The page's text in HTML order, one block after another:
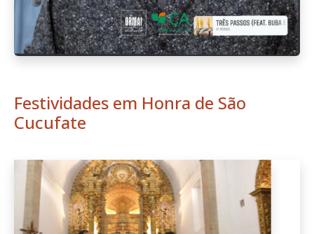
Festividades em Honra de São
Cucufate